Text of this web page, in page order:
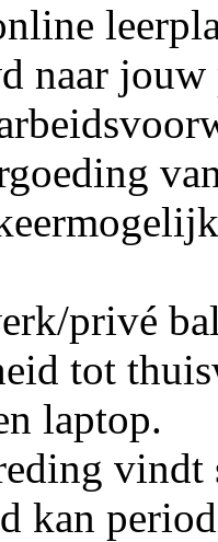
naar
privé
tot
laptop.
vindt
kan